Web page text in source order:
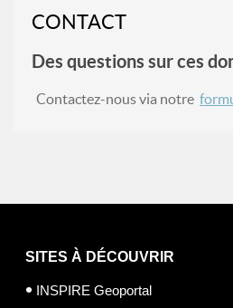
CONTACT
Des questions sur ces
Contactez-nous via notre
SITES À DÉCOUVRIR
INSPIRE Geoportal